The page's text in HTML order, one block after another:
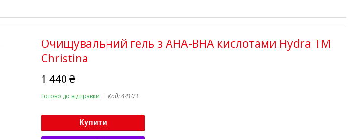
Очищувальний гель з AHA-BHA кислотами Hydra TM
Christina
1 440 ₴
Готово до відправки Код:44103
Купити